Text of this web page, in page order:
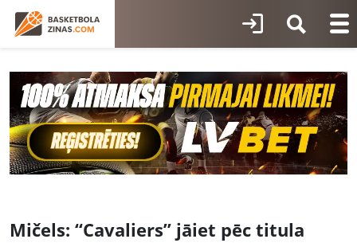
Mičels: “Cavaliers” jāiet pēc titula